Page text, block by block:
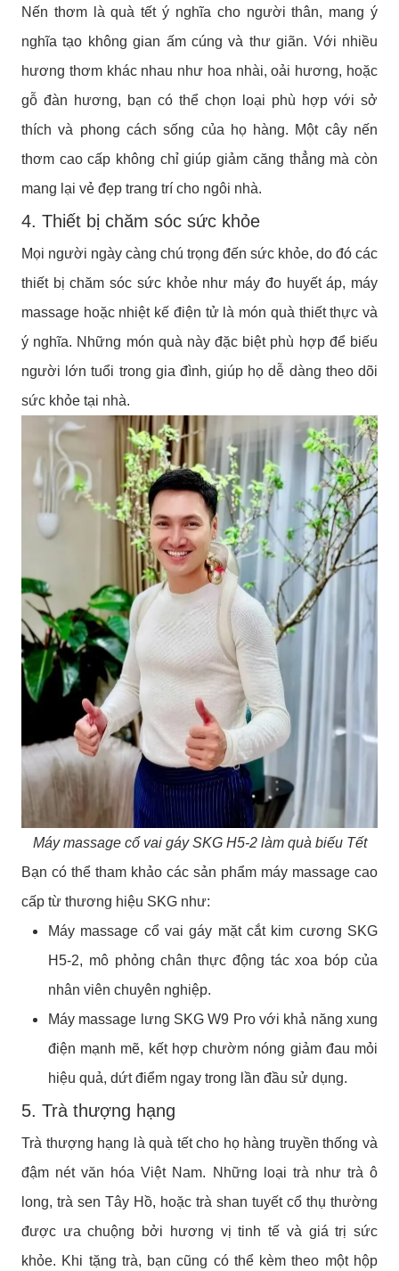
Nến thơm là quà tết ý nghĩa cho người thân, mang ý
nghĩa tạo không gian ấm cúng và thư giãn. Với nhiều
hương thơm khác nhau như hoa nhài, oải hương, hoặc
gỗ đàn hương, bạn có thể chọn loại phù hợp với sở
thích và phong cách sống của họ hàng. Một cây nến
thơm cao cấp không chỉ giúp giảm căng thẳng mà còn
mang lại vẻ đẹp trang trí cho ngôi nhà.
4. Thiết bị chăm sóc sức khỏe
Mọi người ngày càng chú trọng đến sức khỏe, do đó các
thiết bị chăm sóc sức khỏe như máy đo huyết áp, máy
massage hoặc nhiệt kế điện tử là món quà thiết thực và
ý nghĩa. Những món quà này đặc biệt phù hợp để biếu
người lớn tuổi trong gia đình, giúp họ dễ dàng theo dõi
sức khỏe tại nhà.
Máy massage cổ vai gáy SKG H5-2 làm quà biếu Tết
Bạn có thể tham khảo các sản phẩm máy massage cao
cấp từ thương hiệu SKG như:
Máy massage cổ vai gáy mặt cắt kim cương SKG
H5-2, mô phỏng chân thực động tác xoa bóp của
nhân viên chuyên nghiệp.
Máy massage lưng SKG W9 Pro với khả năng xung
điện mạnh mẽ, kết hợp chườm nóng giảm đau mỏi
hiệu quả, dứt điểm ngay trong lần đầu sử dụng.
5. Trà thượng hạng
Trà thượng hạng là quà tết cho họ hàng truyền thống và
đậm nét văn hóa Việt Nam. Những loại trà như trà ô
long, trà sen Tây Hồ, hoặc trà shan tuyết cổ thụ thường
được ưa chuộng bởi hương vị tinh tế và giá trị sức
khỏe. Khi tặng trà, bạn cũng có thể kèm theo một hộp